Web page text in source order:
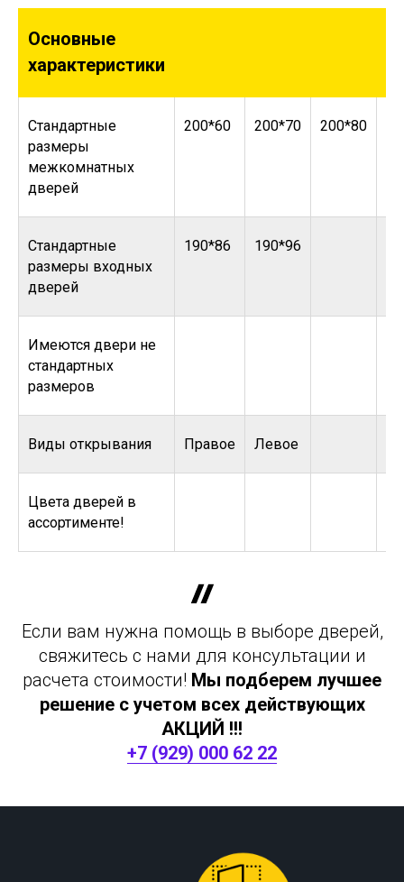
Основные
характеристики
Стандартные
размеры
межкомнатных
дверей
200*60 200*70 200*80
Стандартные
размеры входных
дверей
190*86 190*96
Имеются двери не
стандартных
размеров
Виды открывания Правое Левое
Цвета дверей в
ассортименте!
Если вам нужна помощь в выборе дверей,
свяжитесь с нами для консультации и
расчета стоимости! Мы подберем лучшее
решение с учетом всех действующих
АКЦИЙ !!!
+7 (929) 000 62 22